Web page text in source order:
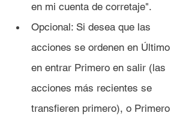
en mi cuenta de corretaje".
Opcional: Si desea que las
acciones se ordenen en Último
en entrar Primero en salir (las
acciones más recientes se
transfieren primero), o Primero